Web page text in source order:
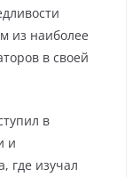
из наиболее
в своей
в
и
где изучал